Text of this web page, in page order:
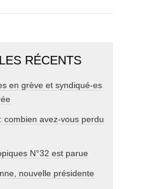
RÉCENTS
en grève et syndiqué-es
combien avez-vous perdu
N°32 est parue
nouvelle présidente